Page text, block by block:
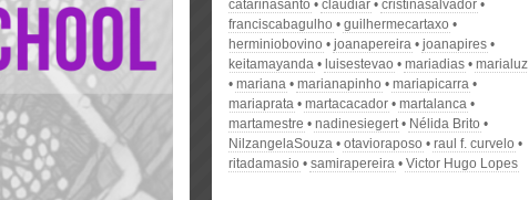
catarinasanto
claudiar
cristinasalvador
franciscabagulho
guilhermecartaxo
herminiobovino
joanapereira
joanapires
keitamayanda
luisestevao mariadias
marialuz
mariana
marianapinho
mariapicarra
mariaprata
martacacador
martalanca
martamestre
nadinesiegert
Nélida Brito
NilzangelaSouza
otavioraposo
raul f. curvelo
ritadamasio
samirapereira Victor Hugo Lopes